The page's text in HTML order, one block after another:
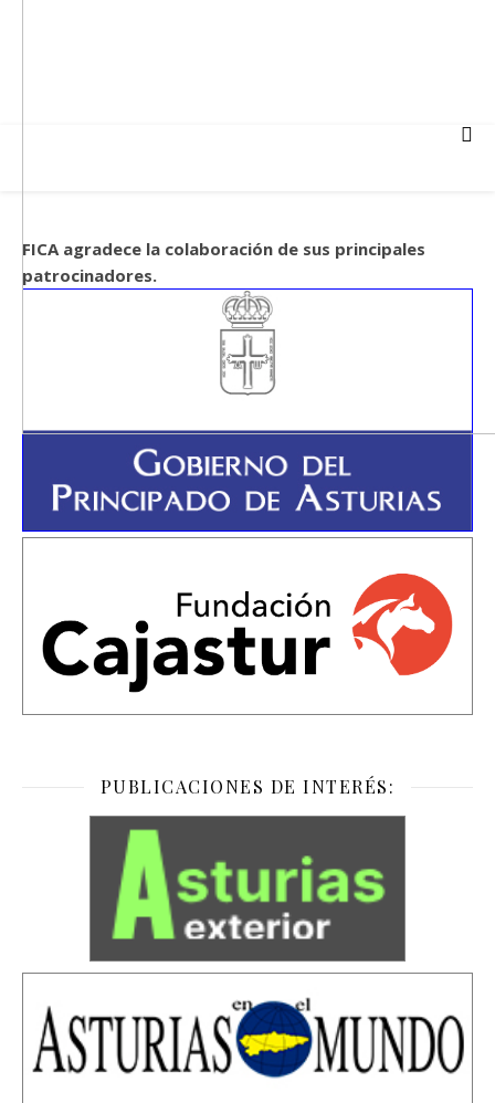
FICA agradece la colaboración de sus principales
patrocinadores.
PUBLICACIONES DE INTERÉS: